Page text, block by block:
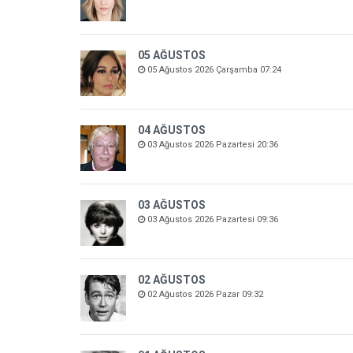
05 AĞUSTOS
05 Ağustos 2026 Çarşamba 07:24
04 AĞUSTOS
03 Ağustos 2026 Pazartesi 20:36
03 AĞUSTOS
03 Ağustos 2026 Pazartesi 09:36
02 AĞUSTOS
02 Ağustos 2026 Pazar 09:32